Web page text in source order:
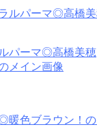
パーマ◎高橋美穂